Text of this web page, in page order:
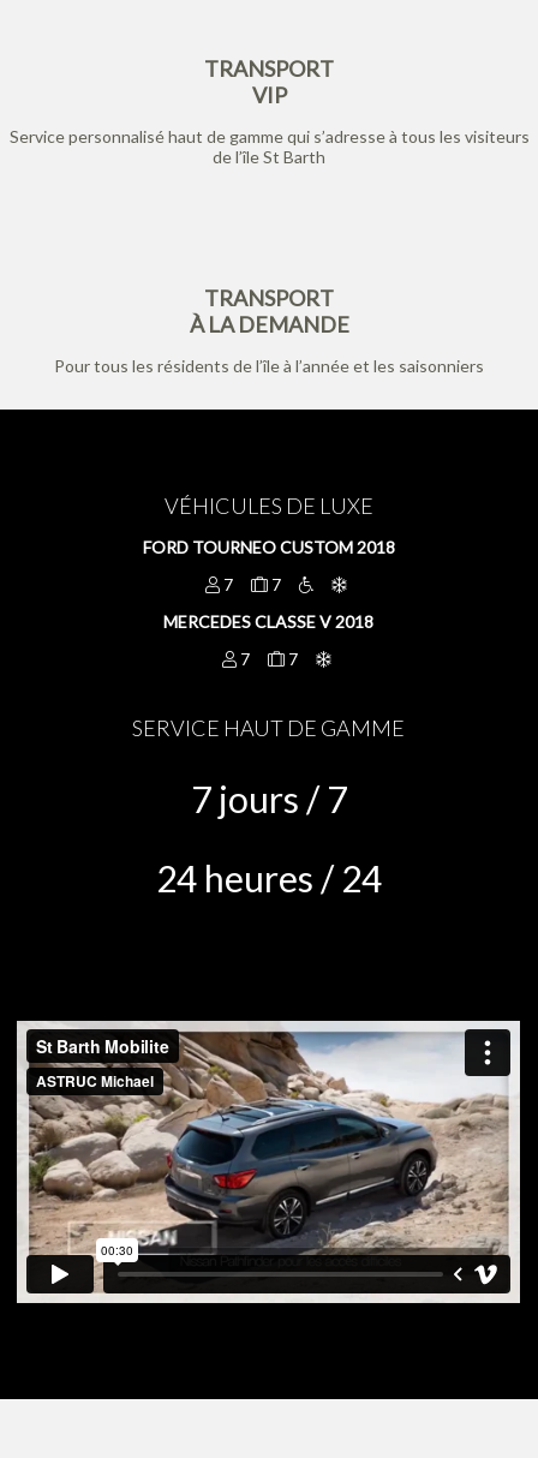
TRANSPORT
VIP
Service personnalisé haut de gamme qui s’adresse à tous les visiteurs
de l’île St Barth
TRANSPORT
À LA DEMANDE
Pour tous les résidents de l’île à l’année et les saisonniers
VÉHICULES DE LUXE
FORD TOURNEO CUSTOM 2018
7
7
MERCEDES CLASSE V 2018
7
7
SERVICE HAUT DE GAMME
7 jours / 7
24 heures / 24